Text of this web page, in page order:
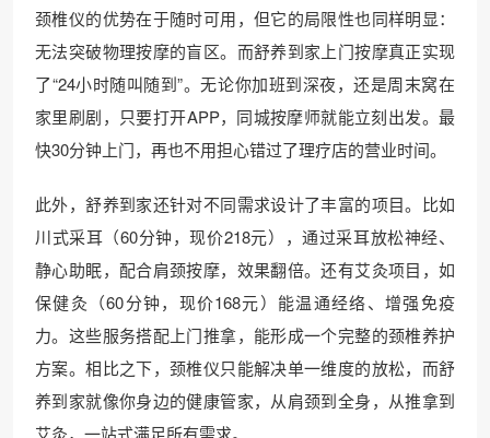
颈椎仪的优势在于随时可用，但它的局限性也同样明显：
无法突破物理按摩的盲区。而舒养到家上门按摩真正实现
了“24小时随叫随到”。无论你加班到深夜，还是周末窝在
家里刷剧，只要打开APP，同城按摩师就能立刻出发。最
快30分钟上门，再也不用担心错过了理疗店的营业时间。
此外，舒养到家还针对不同需求设计了丰富的项目。比如
川式采耳（60分钟，现价218元），通过采耳放松神经、
静心助眠，配合肩颈按摩，效果翻倍。还有艾灸项目，如
保健灸（60分钟，现价168元）能温通经络、增强免疫
力。这些服务搭配上门推拿，能形成一个完整的颈椎养护
方案。相比之下，颈椎仪只能解决单一维度的放松，而舒
养到家就像你身边的健康管家，从肩颈到全身，从推拿到
艾灸，一站式满足所有需求。